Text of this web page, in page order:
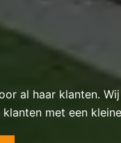
al haar klanten.
met een